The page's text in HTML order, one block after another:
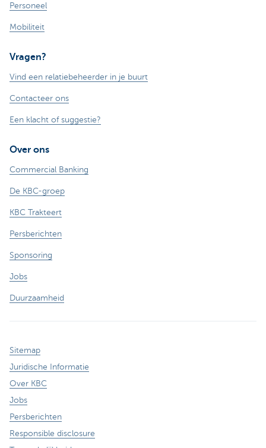
Personeel
Mobiliteit
Vragen?
Vind een relatiebeheerder in je buurt
Contacteer ons
Een klacht of suggestie?
Over ons
Commercial Banking
De KBC-groep
KBC Trakteert
Persberichten
Sponsoring
Jobs
Duurzaamheid
Sitemap
Juridische Informatie
Over KBC
Jobs
Persberichten
Responsible disclosure